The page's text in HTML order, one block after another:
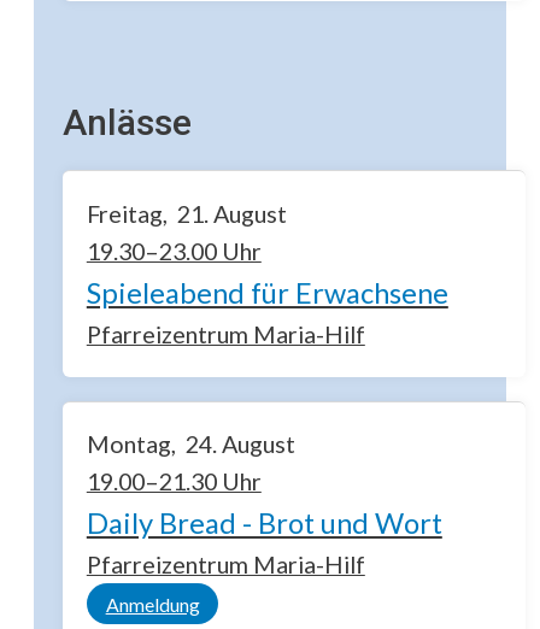
Anlässe
Freitag 21 August
19.30–23.00 Uhr
Spieleabend für Erwachsene
Pfarreizentrum Maria-Hilf
Montag 24 August
19.00–21.30 Uhr
Daily Bread - Brot und Wort
Pfarreizentrum Maria-Hilf
Anmeldung